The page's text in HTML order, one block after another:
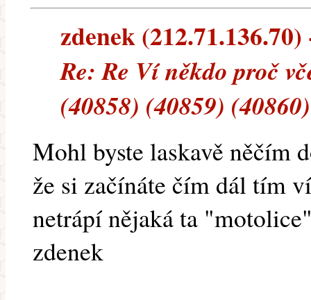
zdenek
Re: Re Ví někdo proč
(40858) (40859)
Mohl byste laskavě něčím
že si začínáte čím dál tím
netrápí nějaká ta
zdenek